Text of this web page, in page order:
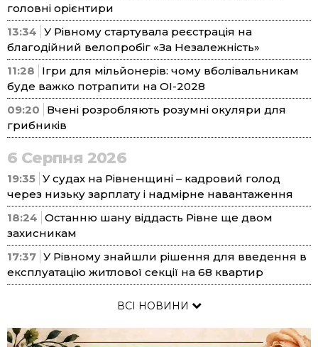
головні орієнтири
13:34 У Рівному стартувала реєстрація на
благодійний велопробіг «За Незалежність»
11:28
Ігри для мільйонерів: чому вболівальникам
буде важко потрапити на ОІ-2028
09:20
Вчені розробляють розумні окуляри для
грибників
6 Серпня 2026
19:35 У судах на Рівненщині – кадровий голод
через низьку зарплату і надмірне навантаження
18:24 Останню шану віддасть Рівне ще двом
захисникам
17:37 У Рівному знайшли рішення для введення в
експлуатацію житлової секції на 68 квартир
ВСІ НОВИНИ